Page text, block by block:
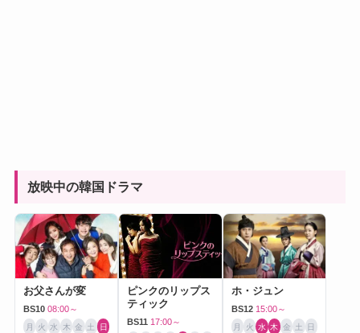
放映中の韓国ドラマ
お父さんが変
BS10 08:00～
月 火 水 木 金 土 日
ピンクのリップス
ティック
BS11 17:00～
ホ・ジュン
BS12 15:00～
月 火 水 木 金 土 日